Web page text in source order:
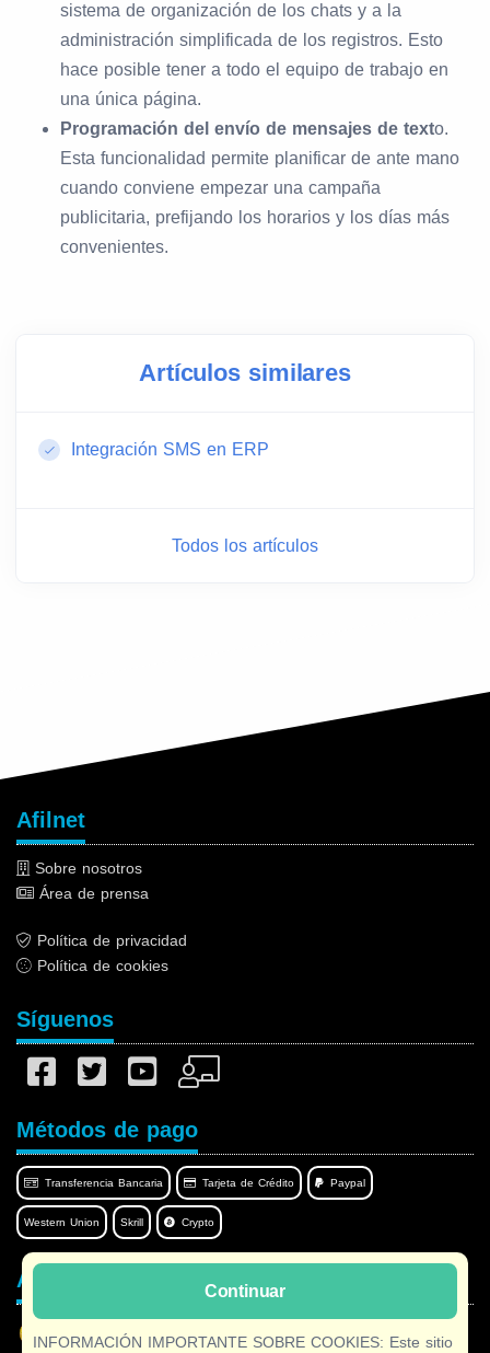
sistema de organización de los chats y a la
administración simplificada de los registros. Esto
hace posible tener a todo el equipo de trabajo en
una única página.
Programación del envío de mensajes de texto.
Esta funcionalidad permite planificar de ante mano
cuando conviene empezar una campaña
publicitaria, prefijando los horarios y los días más
convenientes.
Artículos similares
Integración SMS en ERP
Todos los artículos
Continuar
INFORMACIÓN IMPORTANTE SOBRE COOKIES: Este sitio
Afilnet
Sobre nosotros
Área de prensa
Política de privacidad
Política de cookies
Síguenos
Métodos de pago
Transferencia Bancaria Tarjeta de Crédito Paypal
Western Union Skrill Crypto
Afilnet en su idioma